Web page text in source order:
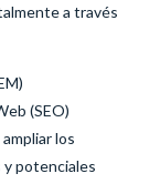
a través
(SEO)
los
y potenciales